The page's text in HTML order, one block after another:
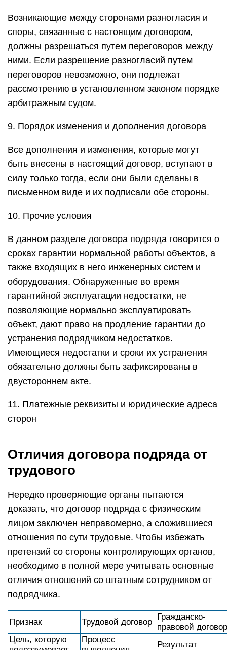
Возникающие между сторонами разногласия и
споры, связанные с настоящим договором,
должны разрешаться путем переговоров между
ними. Если разрешение разногласий путем
переговоров невозможно, они подлежат
рассмотрению в установленном законом порядке
арбитражным судом.
9. Порядок изменения и дополнения договора
Все дополнения и изменения, которые могут
быть внесены в настоящий договор, вступают в
силу только тогда, если они были сделаны в
письменном виде и их подписали обе стороны.
10. Прочие условия
В данном разделе договора подряда говорится о
сроках гарантии нормальной работы объектов, а
также входящих в него инженерных систем и
оборудования. Обнаруженные во время
гарантийной эксплуатации недостатки, не
позволяющие нормально эксплуатировать
объект, дают право на продление гарантии до
устранения подрядчиком недостатков.
Имеющиеся недостатки и сроки их устранения
обязательно должны быть зафиксированы в
двустороннем акте.
11. Платежные реквизиты и юридические адреса
сторон
Отличия договора подряда от
трудового
Нередко проверяющие органы пытаются
доказать, что договор подряда с физическим
лицом заключен неправомерно, а сложившиеся
отношения по сути трудовые. Чтобы избежать
претензий со стороны контролирующих органов,
необходимо в полной мере учитывать основные
отличия отношений со штатным сотрудником от
подрядчика.
Признак Трудовой договор
Гражданско-
правовой договор
Цель, которую
Процесс
Результат